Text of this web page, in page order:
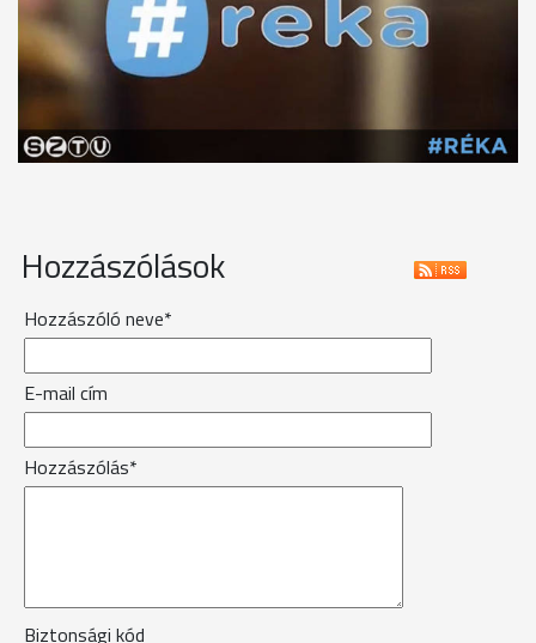
Hozzászólások
Hozzászóló neve*
E-mail cím
Hozzászólás*
Biztonsági kód